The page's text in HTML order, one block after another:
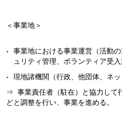
＜事業地＞
事業地における事業運営（活動
ュリティ管理、ボランティア受入
現地諸機関（行政、他団体、ネ
⇒ 事業責任者（駐在）と協力して
どと調整を行い、事業を進める。